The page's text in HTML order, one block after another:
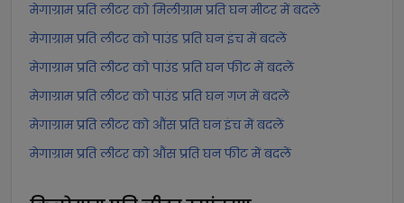
मेगाग्राम प्रति लीटर को मिलीग्राम प्रति घन मीटर में बदलें
मेगाग्राम प्रति लीटर को पाउंड प्रति घन इंच में बदलें
मेगाग्राम प्रति लीटर को पाउंड प्रति घन फीट में बदलें
मेगाग्राम प्रति लीटर को पाउंड प्रति घन गज में बदलें
मेगाग्राम प्रति लीटर को औंस प्रति घन इंच में बदलें
मेगाग्राम प्रति लीटर को औंस प्रति घन फीट में बदलें